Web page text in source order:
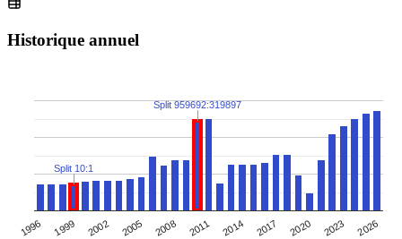
Historique annuel
1996 1999 2002 2005 2008 2011 2014 2017 2020 2023 2026
Split 10:1
Split 959692:319897